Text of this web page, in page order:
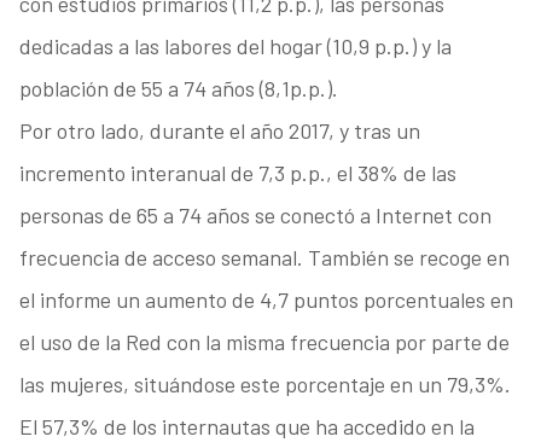
dedicadas a las labores del hogar (10,9 p.p.) y la
población de 55 a 74 años (8,1p.p.).
Por otro lado, durante el año 2017, y tras un
incremento interanual de 7,3 p.p., el 38% de las
personas de 65 a 74 años se conectó a Internet con
frecuencia de acceso semanal. También se recoge en
el informe un aumento de 4,7 puntos porcentuales en
el uso de la Red con la misma frecuencia por parte de
las mujeres, situándose este porcentaje en un 79,3%.
El 57,3% de los internautas que ha accedido en la